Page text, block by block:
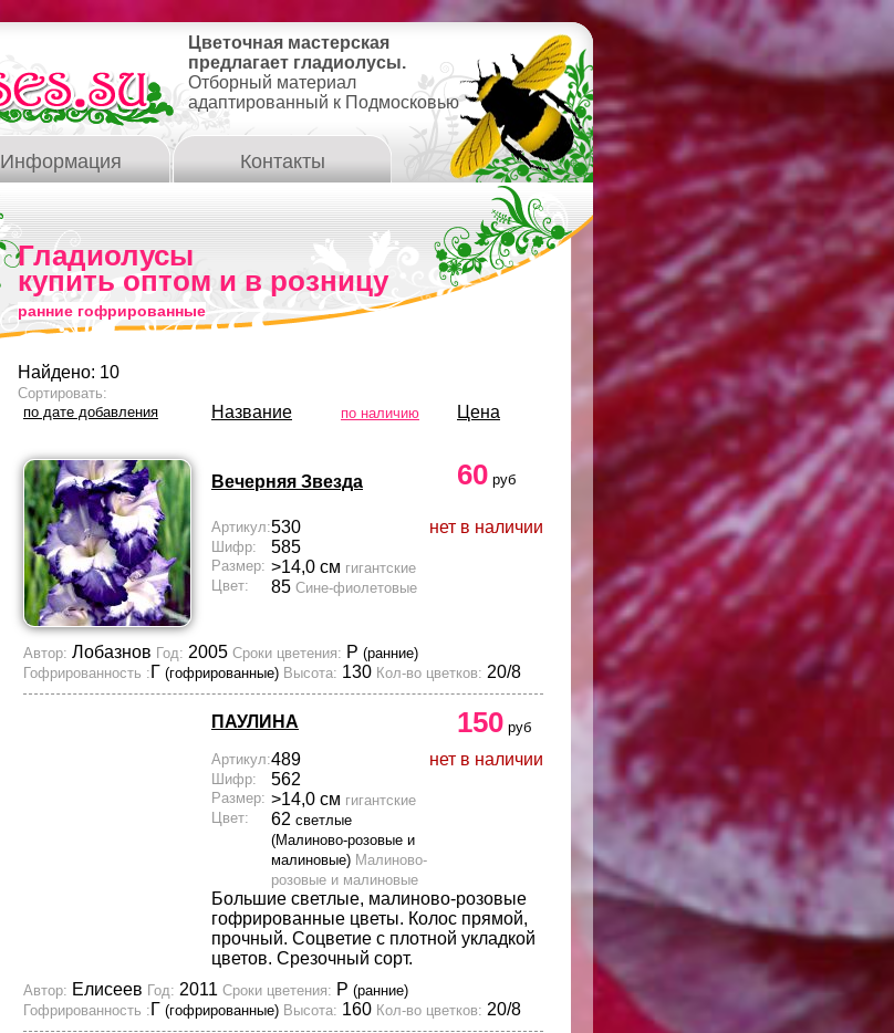
Цветочная мастерская
предлагает гладиолусы.
Отборный материал
адаптированный к Подмосковью
Информация Контакты
Гладиолусы
купить оптом и в розницу
ранние гофрированные
Найдено: 10
Сортировать:
по дате добавления
Название по наличию Цена
Вечерняя Звезда 60 руб
нет в наличии
Артикул:530
Шифр: 585
Размер: >14,0 см гигантские
Цвет:
85 Сине-фиолетовые
Автор: Лобазнов Год: 2005 Сроки цветения: Р (ранние)
Гофрированность : Г (гофрированные) Высота: 130 Кол-во цветков: 20/8
ПАУЛИНА 150 руб
нет в наличии
Артикул:489
Шифр: 562
Размер: >14,0 см гигантские
Цвет:
62 светлые
(Малиново-розовые и
малиновые) Малиново-
розовые и малиновые
Большие светлые, малиново-розовые
гофрированные цветы. Колос прямой,
прочный. Соцветие с плотной укладкой
цветов. Срезочный сорт.
Автор: Елисеев Год: 2011 Сроки цветения: Р (ранние)
Гофрированность : Г (гофрированные) Высота: 160 Кол-во цветков: 20/8